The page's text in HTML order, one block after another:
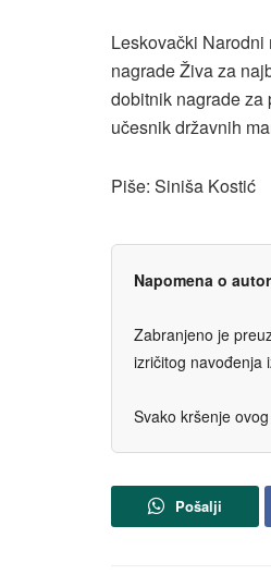
Leskovački
nagrade Živa za
dobitnik nagrade za
učesnik državnih
Piše: Siniša Kostić
Napomena o
Zabranjeno je
izričitog navođenja
Svako kršenje
Pošalji